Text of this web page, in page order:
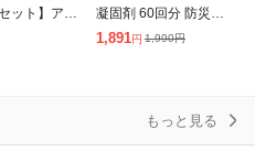
ット】アリ
剤 MiRAi
縮 つめか
ジャンボ 98
凝固剤 60回分 防災グッ
ズ 敬老の日 携帯トイレ
1,891円 1,990円
もっと見る